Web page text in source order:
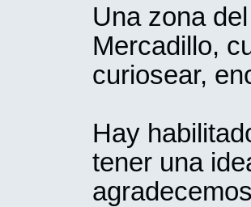
Una zona
Mercadillo,
curiosear,
Hay
tener una